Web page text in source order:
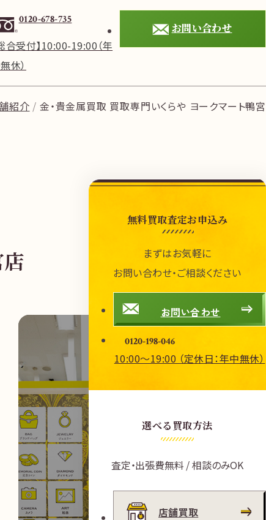
0120-678-735
合受付】10:00-19:00（年
休）
お問い合わせ
紹介
金・貴金属買取 買取専門いくらや ヨークマート鴨宮
無料買取査定お申込み
まずはお気軽に
お問い合わせ・ご相談ください
お問い合わせ
0120-198-046
10:00～19:00 （定休日：年中無休）
選べる買取方法
査定・出張費無料 / 相談のみOK
店舗買取